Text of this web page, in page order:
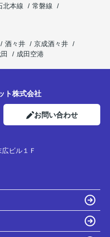
北本線
常磐線
酒々井
京成酒々井
成田空港
ト株式会社
お問い合わせ
ビル１Ｆ